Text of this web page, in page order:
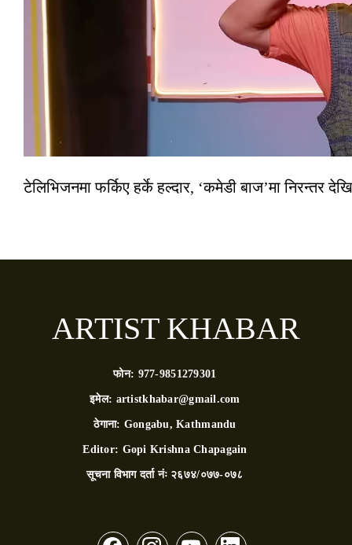
टेलिभिजनमा फर्किए हर्के हल्दार, ‘कमेडी बाज’मा निरन्तर
ARTIST KHABAR
फोन: 977-9851279301
इमेल: artistkhabar@gmail.com
ठेगाना: Gongabu, Kathmandu
Editor: Gopi Krishna Chapagain
सूचना विभाग दर्ता नंः २६७४/०७७-०७८